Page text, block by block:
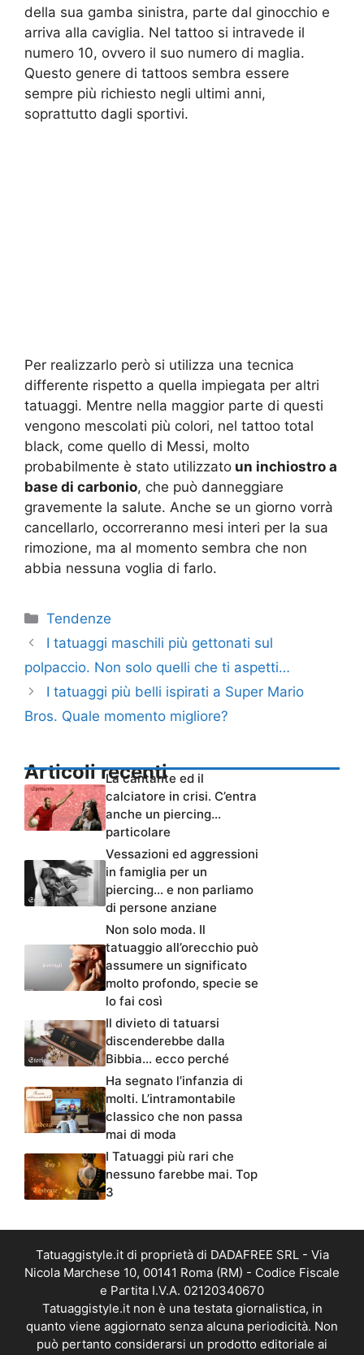
della sua gamba sinistra, parte dal ginocchio e
arriva alla caviglia. Nel tattoo si intravede il
numero 10, ovvero il suo numero di maglia.
Questo genere di tattoos sembra essere
sempre più richiesto negli ultimi anni,
soprattutto dagli sportivi.
Per realizzarlo però si utilizza una tecnica
differente rispetto a quella impiegata per altri
tatuaggi. Mentre nella maggior parte di questi
vengono mescolati più colori, nel tattoo total
black, come quello di Messi, molto
probabilmente è stato utilizzato un inchiostro a
base di carbonio, che può danneggiare
gravemente la salute. Anche se un giorno vorrà
cancellarlo, occorreranno mesi interi per la sua
rimozione, ma al momento sembra che non
abbia nessuna voglia di farlo.
Categorie
Tendenze
I tatuaggi maschili più gettonati sul
polpaccio. Non solo quelli che ti aspetti…
I tatuaggi più belli ispirati a Super Mario
Bros. Quale momento migliore?
Articoli recenti
La cantante ed il
calciatore in crisi. C’entra
anche un piercing…
particolare
Vessazioni ed aggressioni
in famiglia per un
piercing… e non parliamo
di persone anziane
Non solo moda. Il
tatuaggio all’orecchio può
assumere un significato
molto profondo, specie se
lo fai così
Il divieto di tatuarsi
discenderebbe dalla
Bibbia… ecco perché
Ha segnato l’infanzia di
molti. L’intramontabile
classico che non passa
mai di moda
I Tatuaggi più rari che
nessuno farebbe mai. Top
3
Tatuaggistyle.it di proprietà di DADAFREE SRL - Via
Nicola Marchese 10, 00141 Roma (RM) - Codice Fiscale
e Partita I.V.A. 02120340670
Tatuaggistyle.it non è una testata giornalistica, in
quanto viene aggiornato senza alcuna periodicità. Non
può pertanto considerarsi un prodotto editoriale ai